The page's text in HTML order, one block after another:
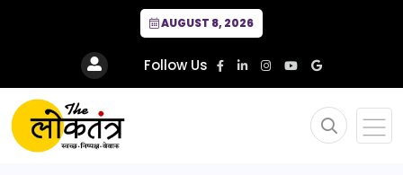
AUGUST 8, 2026
Follow Us